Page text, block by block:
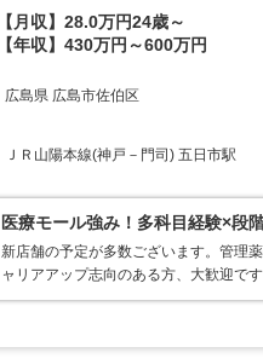
【月収】28.0万円24歳～
【年収】430万円～600万円
広島県 広島市佐伯区
ＪＲ山陽本線(神戸－門司) 五日市駅
医療モール強み！多科目経験×段
新店舗の予定が多数ございます。管理
ャリアアップ志向のある方、大歓迎です